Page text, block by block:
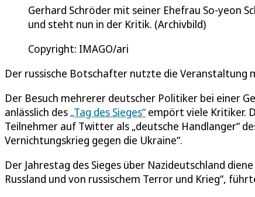
Gerhard Schröder mit seiner Ehefrau So-yeon
und steht nun in der Kritik. (Archivbild)
Copyright: IMAGO/ari
Der russische Botschafter nutzte die Veranstaltung
Der Besuch mehrerer deutscher Politiker bei einer
anlässlich des „Tag des Sieges“ empört viele Kritiker.
Teilnehmer auf Twitter als „deutsche Handlanger“
Vernichtungskrieg gegen die Ukraine“.
Der Jahrestag des Sieges über Nazideutschland
Russland und von russischem Terror und Krieg“,